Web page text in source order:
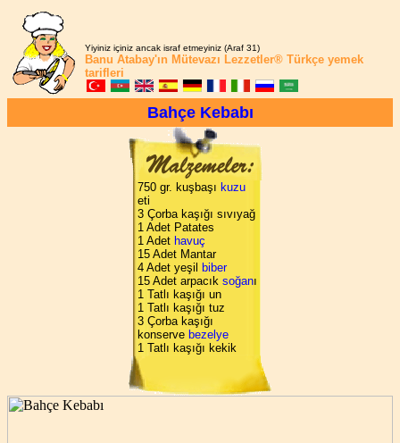
Yiyiniz içiniz ancak israf etmeyiniz (Araf 31)
Banu Atabay'ın Mütevazı Lezzetler® Türkçe yemek
tarifleri
Bahçe Kebabı
750 gr. kuşbaşı kuzu
eti
3 Çorba kaşığı sıvıyağ
1 Adet Patates
1 Adet havuç
15 Adet Mantar
4 Adet yeşil
biber
15 Adet arpacık soğanı
1 Tatlı kaşığı un
1 Tatlı kaşığı tuz
3 Çorba kaşığı
konserve bezelye
1 Tatlı kaşığı kekik